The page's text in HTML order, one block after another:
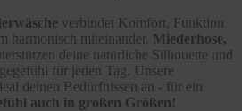
verbindet Komfort, Funktion
harmonisch miteinander. Miederhose,
deine natürliche Silhouette und
für jeden Tag. Unsere
deinen Bedürfnissen an - für ein
auch in großen Größen!